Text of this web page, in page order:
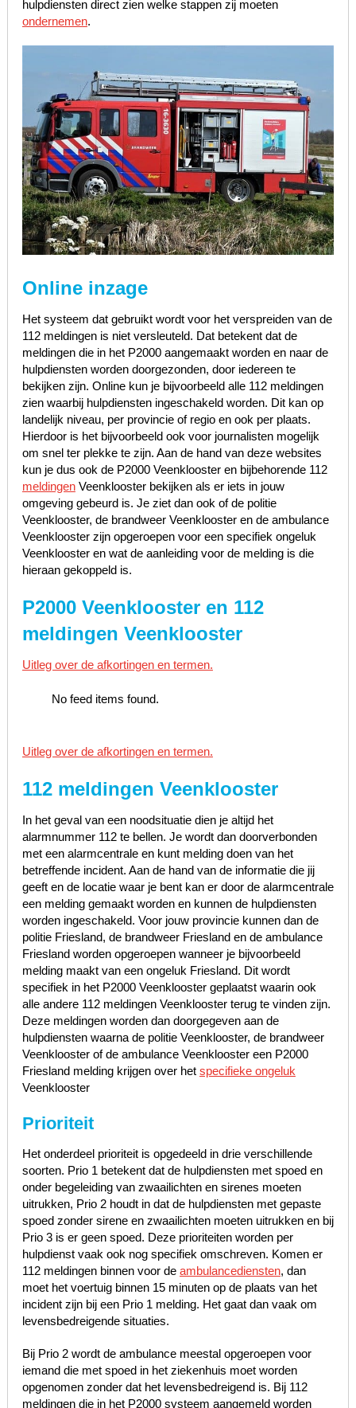
hulpdiensten direct zien welke stappen zij moeten
ondernemen.
Online inzage
Het systeem dat gebruikt wordt voor het verspreiden van de
112 meldingen is niet versleuteld. Dat betekent dat de
meldingen die in het P2000 aangemaakt worden en naar de
hulpdiensten worden doorgezonden, door iedereen te
bekijken zijn. Online kun je bijvoorbeeld alle 112 meldingen
zien waarbij hulpdiensten ingeschakeld worden. Dit kan op
landelijk niveau, per provincie of regio en ook per plaats.
Hierdoor is het bijvoorbeeld ook voor journalisten mogelijk
om snel ter plekke te zijn. Aan de hand van deze websites
kun je dus ook de P2000 Veenklooster en bijbehorende 112
meldingenVeenklooster bekijken als er iets in jouw
omgeving gebeurd is. Je ziet dan ook of de politie
Veenklooster, de brandweer Veenklooster en de ambulance
Veenklooster zijn opgeroepen voor een specifiek ongeluk
Veenklooster en wat de aanleiding voor de melding is die
hieraan gekoppeld is.
P2000 Veenklooster en 112
meldingen Veenklooster
Uitleg over de afkortingen en termen.
No feed items found.
Uitleg over de afkortingen en termen.
112 meldingen Veenklooster
In het geval van een noodsituatie dien je altijd het
alarmnummer 112 te bellen. Je wordt dan doorverbonden
met een alarmcentrale en kunt melding doen van het
betreffende incident. Aan de hand van de informatie die jij
geeft en de locatie waar je bent kan er door de alarmcentrale
een melding gemaakt worden en kunnen de hulpdiensten
worden ingeschakeld. Voor jouw provincie kunnen dan de
politie Friesland, de brandweer Friesland en de ambulance
Friesland worden opgeroepen wanneer je bijvoorbeeld
melding maakt van een ongeluk Friesland. Dit wordt
specifiek in het P2000 Veenklooster geplaatst waarin ook
alle andere 112 meldingen Veenklooster terug te vinden zijn.
Deze meldingen worden dan doorgegeven aan de
hulpdiensten waarna de politie Veenklooster, de brandweer
Veenklooster of de ambulance Veenklooster een P2000
Friesland melding krijgen over het specifieke ongeluk
Veenklooster
Prioriteit
Het onderdeel prioriteit is opgedeeld in drie verschillende
soorten. Prio 1 betekent dat de hulpdiensten met spoed en
onder begeleiding van zwaailichten en sirenes moeten
uitrukken, Prio 2 houdt in dat de hulpdiensten met gepaste
spoed zonder sirene en zwaailichten moeten uitrukken en bij
Prio 3 is er geen spoed. Deze prioriteiten worden per
hulpdienst vaak ook nog specifiek omschreven. Komen er
112 meldingen binnen voor de ambulancediensten, dan
moet het voertuig binnen 15 minuten op de plaats van het
incident zijn bij een Prio 1 melding. Het gaat dan vaak om
levensbedreigende situaties.
Bij Prio 2 wordt de ambulance meestal opgeroepen voor
iemand die met spoed in het ziekenhuis moet worden
opgenomen zonder dat het levensbedreigend is. Bij 112
meldingen die in het P2000 systeem aangemeld worden